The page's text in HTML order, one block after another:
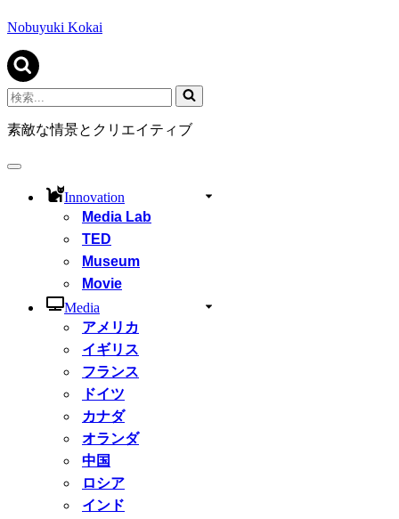
ゲ
シ
ョ
ン
メ
ニ
ュ
Nobuyuki Kokai
検
索...
素敵な情景とクリエイティブ
ナ
Innovation
Media Lab
TED
Museum
Movie
Media
アメリカ
イギリス
フランス
ドイツ
カナダ
オランダ
中国
ロシア
インド